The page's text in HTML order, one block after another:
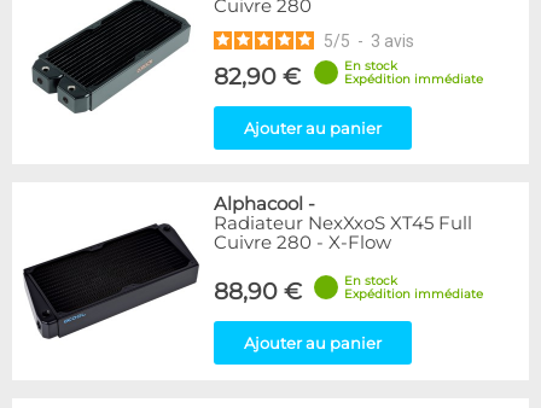
Cuivre 280
5/5 - 3 avis
82,90 €
En stock
Expédition immédiate
Ajouter au panier
Alphacool -
Radiateur NexXxoS XT45 Full
Cuivre 280 - X-Flow
88,90 €
En stock
Expédition immédiate
Ajouter au panier